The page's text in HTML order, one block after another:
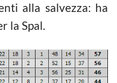
alla salvezza: ha
la Spal.